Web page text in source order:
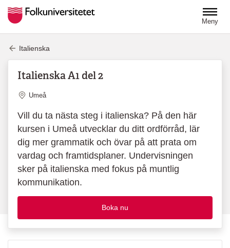
Meny
Italienska
Italienska A1 del 2
Plats
Umeå
Vill du ta nästa steg i italienska? På den här
kursen i Umeå utvecklar du ditt ordförråd, lär
dig mer grammatik och övar på att prata om
vardag och framtidsplaner. Undervisningen
sker på italienska med fokus på muntlig
kommunikation.
Boka nu